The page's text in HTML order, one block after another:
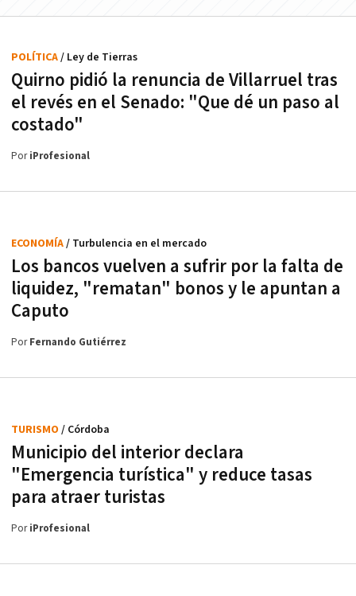
Quirno pidió la renuncia de Villarruel tras
el revés en el Senado: "Que dé un paso al
costado"
POLÍTICA/ Ley de Tierras
PoriProfesional
Los bancos vuelven a sufrir por la falta de
liquidez, "rematan" bonos y le apuntan a
Caputo
ECONOMÍA/ Turbulencia en el mercado
PorFernando Gutiérrez
Municipio del interior declara
"Emergencia turística" y reduce tasas
para atraer turistas
TURISMO / Córdoba
PoriProfesional